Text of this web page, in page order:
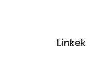
Linkek